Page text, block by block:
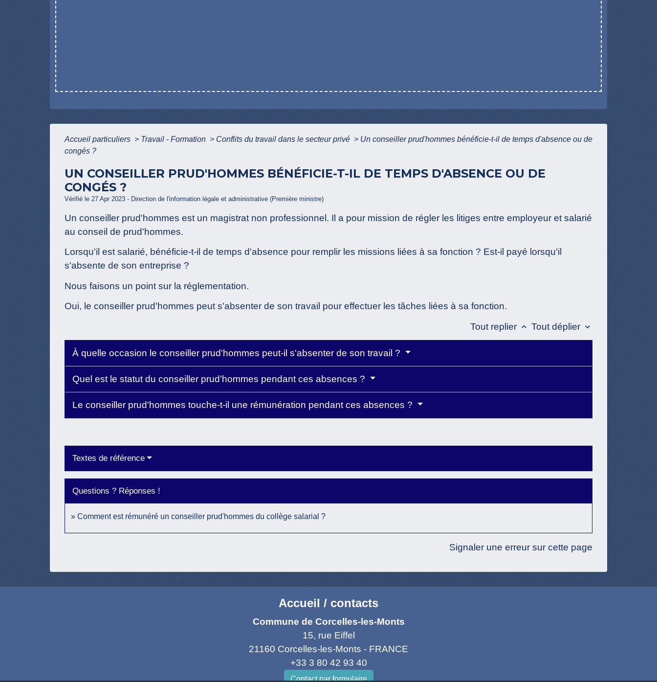
Accueil particuliers > Travail - Formation > Conflits du travail dans le secteur privé > Un conseiller prud'hommes bénéficie-t-il de temps d'absence ou de
congés ?
UN CONSEILLER PRUD'HOMMES BÉNÉFICIE-T-IL DE TEMPS D'ABSENCE OU DE
CONGÉS ?
Vérifié le 27 Apr 2023 - Direction de l'information légale et administrative (Première ministre)
Un conseiller prud'hommes est un magistrat non professionnel. Il a pour mission de régler les litiges entre employeur et salarié
au conseil de prud'hommes.
Lorsqu'il est salarié, bénéficie-t-il de temps d'absence pour remplir les missions liées à sa fonction ? Est-il payé lorsqu'il
s'absente de son entreprise ?
Nous faisons un point sur la réglementation.
Oui, le conseiller prud'hommes peut s'absenter de son travail pour effectuer les tâches liées à sa fonction.
Tout replier keyboard_arrow_up Tout déplier keyboard_arrow_down
À quelle occasion le conseiller prud'hommes peut-il s'absenter de son travail ?
Quel est le statut du conseiller prud'hommes pendant ces absences ?
Le conseiller prud'hommes touche-t-il une rémunération pendant ces absences ?
Textes de référence
Questions ? Réponses !
Comment est rémunéré un conseiller prud'hommes du collège salarial ?
Signaler une erreur sur cette page
Accueil / contacts
Commune de Corcelles-les-Monts
15, rue Eiffel
21160 Corcelles-les-Monts - FRANCE
+33 3 80 42 93 40
Contact par formulaire